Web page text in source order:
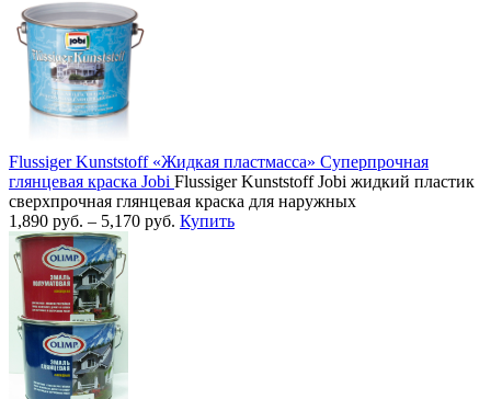
Flussiger Kunststoff «Жидкая пластмасса» Суперпрочная
глянцевая краска Jobi Flussiger Kunststoff Jobi жидкий пластик
сверхпрочная глянцевая краска для наружных
1,890 руб. – 5,170 руб. Купить